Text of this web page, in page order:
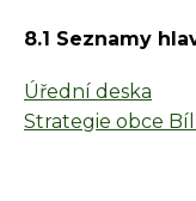
8.1 Seznamy
Úřední deska
Strategie obce